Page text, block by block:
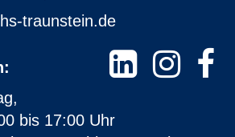
traunstein.de
bis 17:00 Uhr